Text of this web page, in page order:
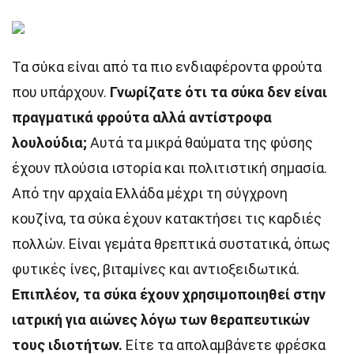
Τα σύκα είναι από τα πιο ενδιαφέροντα φρούτα
που υπάρχουν. Γνωρίζατε ότι τα σύκα δεν είναι
πραγματικά φρούτα αλλά αντίστροφα
λουλούδια; Αυτά τα μικρά θαύματα της φύσης
έχουν πλούσια ιστορία και πολιτιστική σημασία.
Από την αρχαία Ελλάδα μέχρι τη σύγχρονη
κουζίνα, τα σύκα έχουν κατακτήσει τις καρδιές
πολλών. Είναι γεμάτα θρεπτικά συστατικά, όπως
φυτικές ίνες, βιταμίνες και αντιοξειδωτικά.
Επιπλέον, τα σύκα έχουν χρησιμοποιηθεί στην
ιατρική για αιώνες λόγω των θεραπευτικών
τους ιδιοτήτων. Είτε τα απολαμβάνετε φρέσκα